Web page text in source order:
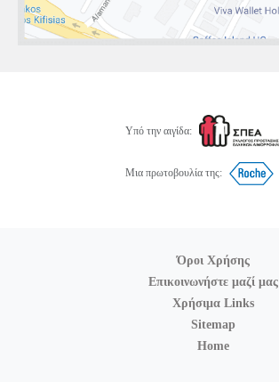
Υπό την αιγίδα:
Μια πρωτοβουλία της:
Όροι Χρήσης
Επικοινωνήστε μαζί μας
Χρήσιμα Links
Sitemap
Home